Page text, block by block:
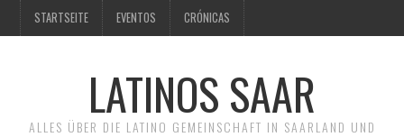
STARTSEITE EVENTOS CRÓNICAS
LATINOS SAAR
ALLES ÜBER DIE LATINO GEMEINSCHAFT IN SAARLAND UND